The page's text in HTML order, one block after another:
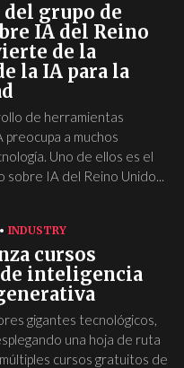
del grupo de
IA del Reino
de la
la IA para la
de herramientas
preocupa a muchos
Uno de ellos es el
sobre IA del Reino Unido...
INDUSTRY
cursos
inteligencia
gigantes tecnológicos,
una hoja de ruta
cursos gratuitos de